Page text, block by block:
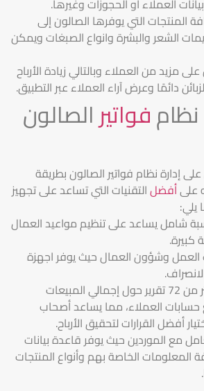
المنتجات التي يوفرها الصالون إلى
الشعر والبشرة وانواع الصبغات ويمكن
مزيد من العملاء وبالتالي زيادة الأرباح
دائمًا وعرض آراء العملاء عبر التطبيق.
فواتيرالصالون
إدارة نظام فواتير الصالون بطريقة
علىأفضلالتقنيات التي تساعد على تجهيز
يلي:
شامل يساعد على تنظيم مواعيد العمال
كبيرة.
العمل وشؤون العمال حيث يوفر اجهزة
يوفر التطبيق أكثر من 72 تقرير حول إجمالي المبيعات
العملاء، مما يساعد أصحاب
أفضل القرارات لتحقيق الأرباح.
مع الموردين حيث يوفر قاعدة بيانات
المعلومات الخاصة بهم وأنواع المنتجات